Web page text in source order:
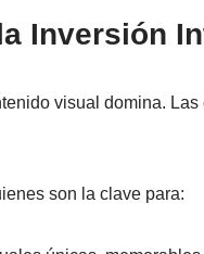
Inversión
visual domina.
son la clave para: